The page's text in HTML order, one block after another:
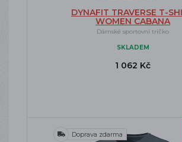
DYNAFIT TRAVERSE T-
WOMEN CABANA
Dámské sportovní tričko
SKLADEM
1 062 Kč
Doprava zdarma